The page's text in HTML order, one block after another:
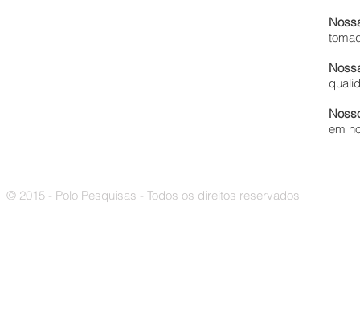
em
© 2015 - Polo Pesquisas - Todos os direitos reservados